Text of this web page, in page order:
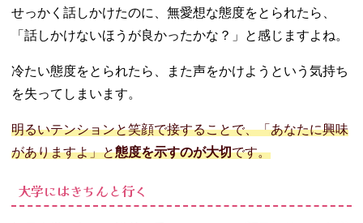
せっかく話しかけたのに、無愛想な態度をとられたら、
「話しかけないほうが良かったかな？」と感じますよね。
冷たい態度をとられたら、また声をかけようという気持ち
を失ってしまいます。
明るいテンションと笑顔で接することで、「あなたに興味
がありますよ」と態度を示すのが大切です。
大学にはきちんと行く